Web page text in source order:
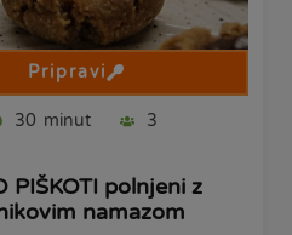
Pripravi
30 minut 3
PIŠKOTI polnjeni z
namazom